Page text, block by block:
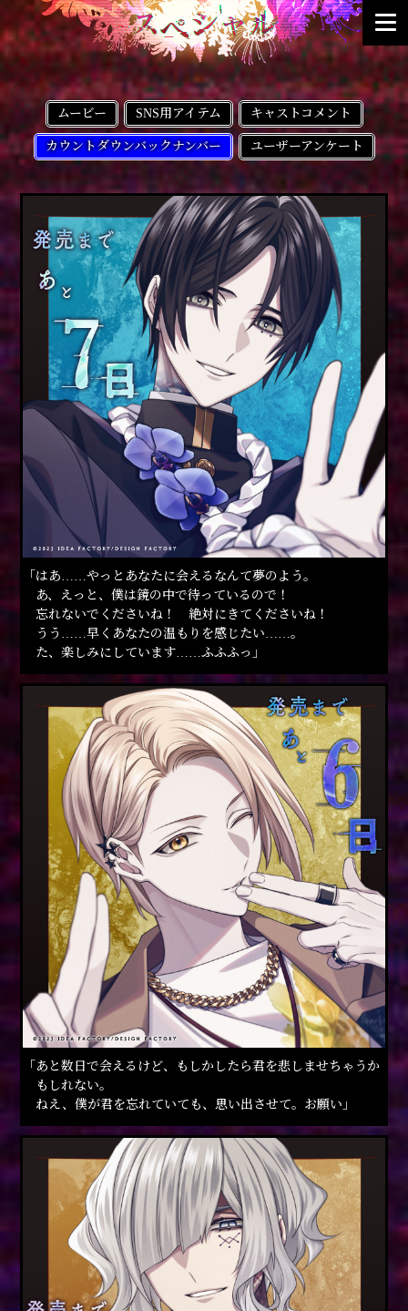
ムービー SNS用アイテム キャストコメント
カウントダウンバックナンバー ユーザーアンケート
「はあ……やっとあなたに会えるなんて夢のよう。
あ、えっと、僕は鏡の中で待っているので！
忘れないでくださいね！ 絶対にきてくださいね！
うう……早くあなたの温もりを感じたい……。
た、楽しみにしています……ふふふっ」
「あと数日で会えるけど、もしかしたら君を悲しませちゃうか
もしれない。
ねえ、僕が君を忘れていても、思い出させて。お願い」